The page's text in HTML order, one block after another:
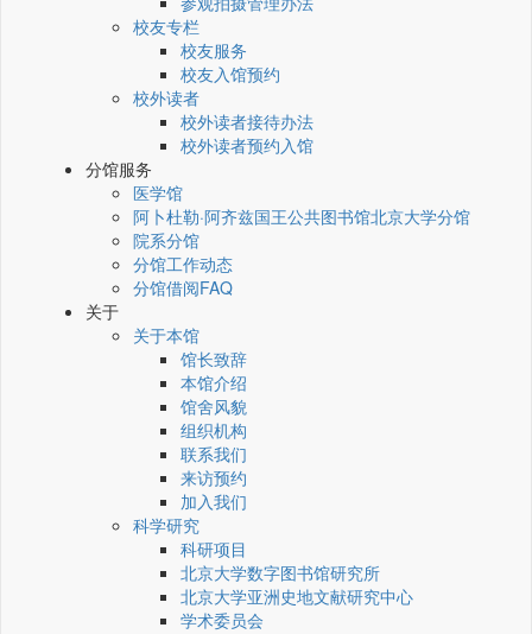
校友专栏
校友服务
校友入馆预约
校外读者
校外读者接待办法
校外读者预约入馆
分馆服务
医学馆
阿卜杜勒·阿齐兹国王公共图书馆北京大学分馆
院系分馆
分馆工作动态
分馆借阅FAQ
关于
关于本馆
馆长致辞
本馆介绍
馆舍风貌
组织机构
联系我们
来访预约
加入我们
科学研究
科研项目
北京大学数字图书馆研究所
北京大学亚洲史地文献研究中心
学术委员会